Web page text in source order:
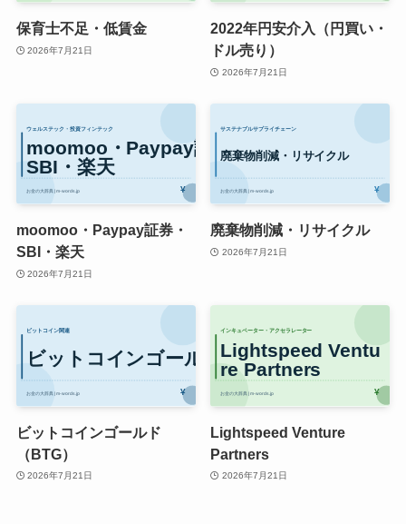
保育士不足・低賃金
2026年7月21日
2022年円安介入（円買い・
ドル売り）
2026年7月21日
moomoo・Paypay証券・
SBI・楽天
2026年7月21日
廃棄物削減・リサイクル
2026年7月21日
ビットコインゴールド
（BTG）
2026年7月21日
Lightspeed Venture
Partners
2026年7月21日